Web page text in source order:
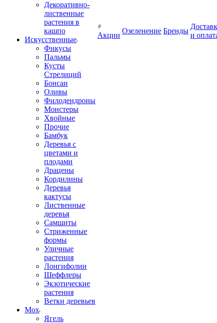
Декоративно-
лиственные
растения в
кашпо
Искусственные
Фикусы
Пальмы
Кусты
Стрелиций
Бонсаи
Оливы
Филодендроны
Монстеры
Хвойные
Прочие
Бамбук
Деревья с
цветами и
плодами
Драцены
Кордилины
Деревья
кактусы
Лиственные
деревья
Самшиты
Стриженные
формы
Уличные
растения
Лонгифолии
Шеффлеры
Экзотические
растения
Ветки деревьев
Мох
Ягель
Акции
Озеленение Бренды
и